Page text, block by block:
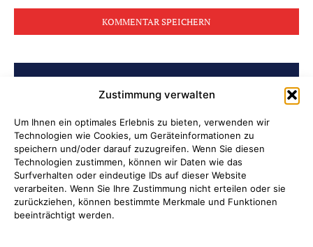
Zustimmung verwalten
Um Ihnen ein optimales Erlebnis zu bieten, verwenden wir
Technologien wie Cookies, um Geräteinformationen zu
speichern und/oder darauf zuzugreifen. Wenn Sie diesen
Technologien zustimmen, können wir Daten wie das
Surfverhalten oder eindeutige IDs auf dieser Website
verarbeiten. Wenn Sie Ihre Zustimmung nicht erteilen oder sie
zurückziehen, können bestimmte Merkmale und Funktionen
beeinträchtigt werden.
BELIEBTE BEITRÄGE
Ni hao in Attendorn
Lauter Abend in der NoiseBox
Kulturring Attendorn präsentiert
Kultursaison 2026/2027